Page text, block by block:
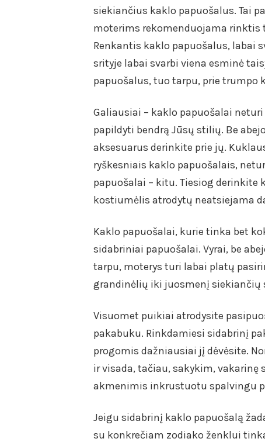
siekiančius kaklo papuošalus. Tai
moterims rekomenduojama rinktis
Renkantis kaklo papuošalus, labai
srityje labai svarbi viena esminė
papuošalus, tuo tarpu, prie
Galiausiai – kaklo papuošalai
papildyti bendrą Jūsų stilių. Be
aksesuarus derinkite prie jų.
ryškesniais kaklo papuošalais,
papuošalai – kitu. Tiesiog derinkite
kostiumėlis atrodytų neatsiejama
Kaklo papuošalai, kurie tinka bet
sidabriniai papuošalai. Vyrai, be
tarpu, moterys turi labai platų
grandinėlių iki juosmenį siekiančių
Visuomet puikiai atrodysite
pakabuku. Rinkdamiesi sidabrinį
progomis dažniausiai jį dėvėsite.
ir visada, tačiau, sakykim, vakarinę
akmenimis inkrustuotu spalvingu
Jeigu sidabrinį kaklo papuošalą
su konkrečiam zodiako ženklui